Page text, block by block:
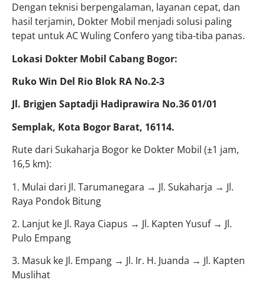
Dengan teknisi berpengalaman, layanan cepat, dan
hasil terjamin, Dokter Mobil menjadi solusi paling
tepat untuk AC Wuling Confero yang tiba-tiba panas.
Lokasi Dokter Mobil Cabang Bogor:
Ruko Win Del Rio Blok RA No.2-3
Jl. Brigjen Saptadji Hadiprawira No.36 01/01
Semplak, Kota Bogor Barat, 16114.
Rute dari Sukaharja Bogor ke Dokter Mobil (±1 jam,
16,5 km):
1. Mulai dari Jl. Tarumanegara → Jl. Sukaharja → Jl.
Raya Pondok Bitung
2. Lanjut ke Jl. Raya Ciapus → Jl. Kapten Yusuf → Jl.
Pulo Empang
3. Masuk ke Jl. Empang → Jl. Ir. H. Juanda → Jl. Kapten
Muslihat